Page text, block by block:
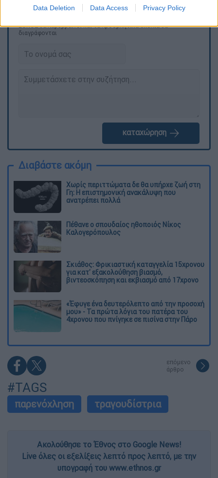
Data Deletion Data Access Privacy Policy
ΕΘΝΟΣ θα παρεμβαίνει και τα προσβλητικά σχόλια θα
διαγράφονται
καταχώρηση
Διαβάστε ακόμη
Χωρίς περιττώματα δε θα υπήρχε ζωή στη
Γη: Η επιστημονική ανακάλυψη που
ανατρέπει πολλά
Πέθανε ο σπουδαίος ηθοποιός Νίκος
Καλογερόπουλος
Σκιάθος: Φρικιαστική καταγγελία 15χρονου
για κατ' εξακολούθηση βιασμό,
βιντεοσκόπηση και εκβιασμό από 17χρονο
«Έφυγε ένα δευτερόλεπτο από την προσοχή
μου» - Τα πρώτα λόγια του πατέρα του
4χρονου που πνίγηκε σε πισίνα στην Πάρο
επόμενο
άρθρο
#TAGS
παρενόχληση τραγουδίστρια
Ακολούθησε το Έθνος στο Google News!
Live όλες οι εξελίξεις λεπτό προς λεπτό, με την
υπογραφή του www.ethnos.gr